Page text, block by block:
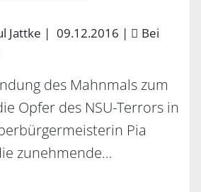
Jattke | 09.12.2016 |
Bei
des Mahnmals zum
Opfer des NSU-Terrors in
Pia
zunehmende…